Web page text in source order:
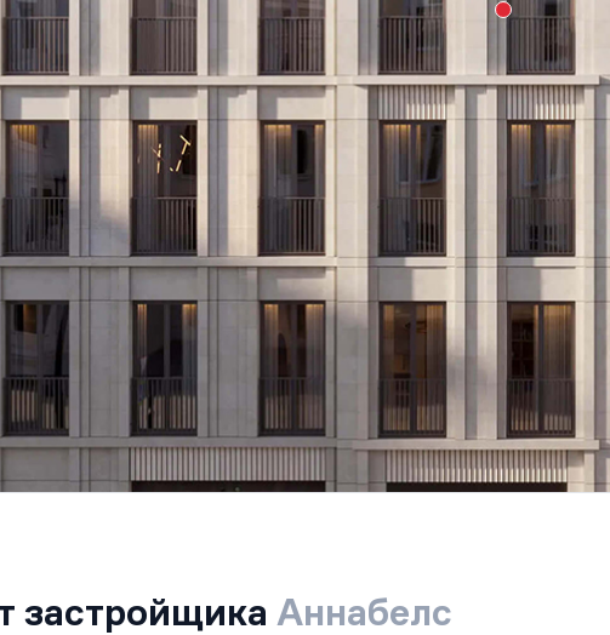
застройщика Аннабелс